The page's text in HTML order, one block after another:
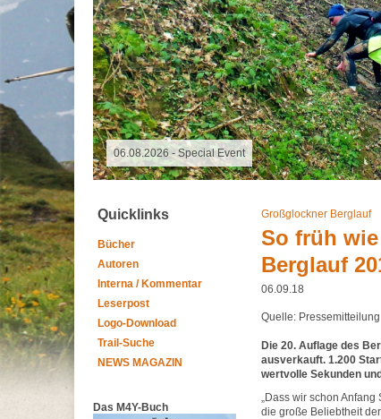
06.08.2026 - Special Event
Quicklinks
Bücher
Autoren
Interna / Kommentar
Leserpost
Logo-Download
Trail-Suche
NEWS MAGAZIN
Das M4Y-Buch
Großglockner Berglauf
So früh
Berglauf
06.09.18
Quelle: Pressemitteilung
Die 20. Auflage des
ausverkauft. 1.200
wertvolle Sekunden
„Dass wir schon
die große Beliebtheit